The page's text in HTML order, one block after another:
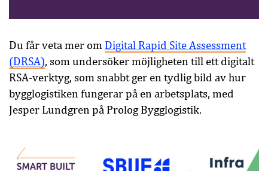
Du får veta mer om Digital Rapid Site Assessment
(DRSA), som undersöker möjligheten till ett digitalt
RSA-verktyg, som snabbt ger en tydlig bild av hur
bygglogistiken fungerar på en arbetsplats, med
Jesper Lundgren på Prolog Bygglogistik.